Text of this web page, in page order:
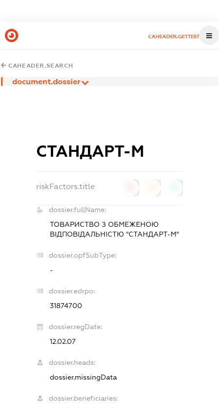
CAHEADER.GETTEST
CAHEADER.SEARCH
document.dossier
СТАНДАРТ-М
riskFactors.title
dossier.fullName:
ТОВАРИСТВО З ОБМЕЖЕНОЮ
ВІДПОВІДАЛЬНІСТЮ "СТАНДАРТ-М"
dossier.opfSubType:
-
dossier.edrpo:
31874700
dossier.regDate:
12.02.07
dossier.heads:
dossier.missingData
dossier.beneficiaries: